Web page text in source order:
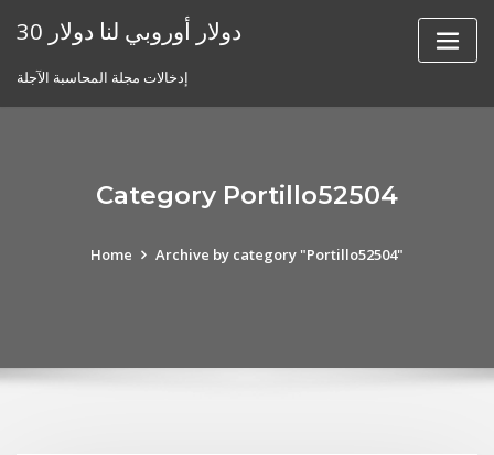
30 دولار أوروبي لنا دولار
إدخالات مجلة المحاسبة الآجلة
Category Portillo52504
Home Archive by category "Portillo52504"